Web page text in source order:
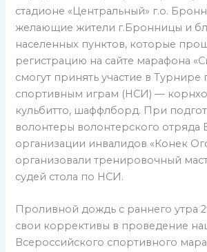
стадионе «Центральный» г.о.
желающие жители г.Бронницы и
населенных пунктов, которые
регистрацию на сайте марафона
смогут принять участие в Турнире
спортивным играм (НСИ) —
кульбитто, шаффлборд. При
волонтеры волонтерского
организации инвалидов «Конек
организовали тренировочный
судей стола по НСИ.
Проливной дождь с раннего утра
свои коррективы в проведение
Всероссийского спортивного